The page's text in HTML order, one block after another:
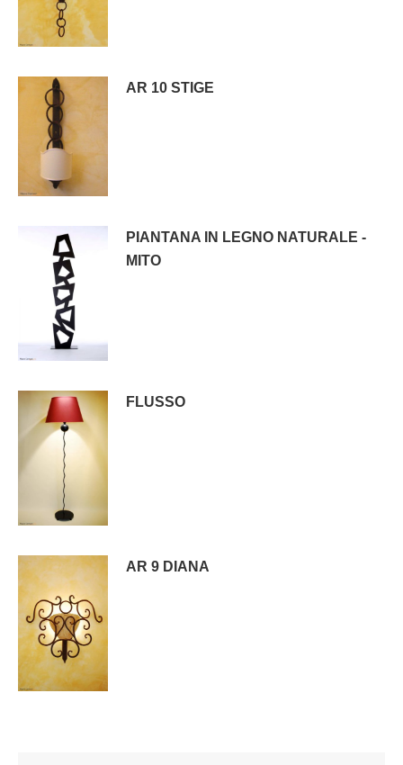
AR 10 STIGE
PIANTANA IN LEGNO NATURALE -
MITO
FLUSSO
AR 9 DIANA